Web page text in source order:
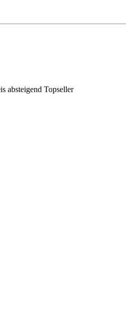
absteigend Topseller